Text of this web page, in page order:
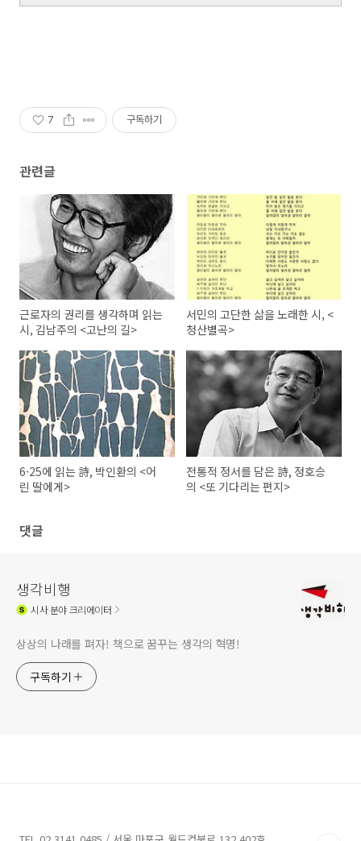
7 구독하기
관련글
근로자의 권리를 생각하며 읽는
시, 김남주의 <고난의 길>
서민의 고단한 삶을 노래한 시, <
청산별곡>
6·25에 읽는 詩, 박인환의 <어
린 딸에게>
전통적 정서를 담은 詩, 정호승
의 <또 기다리는 편지>
댓글
생각비행
시사분야 크리에이터
상상의 나래를 펴자! 책으로 꿈꾸는 생각의 혁명!
구독하기